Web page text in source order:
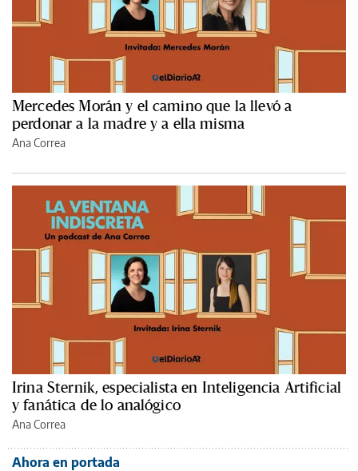
Mercedes Morán y el camino que la llevó a
perdonar a la madre y a ella misma
Ana Correa
Irina Sternik, especialista en Inteligencia Artificial
y fanática de lo analógico
Ana Correa
Ahora en portada